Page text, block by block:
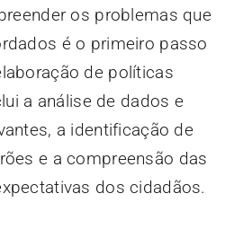
os problemas que
é o primeiro passo
de políticas
a análise de dados e
a identificação de
e a compreensão das
dos cidadãos.